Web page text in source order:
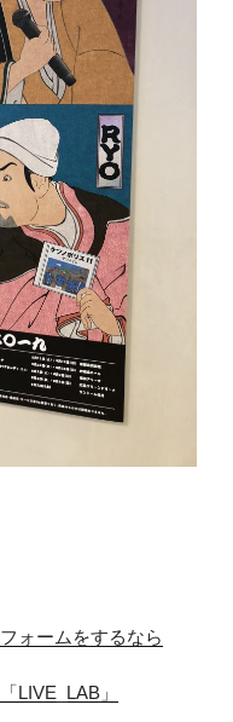
ォームをするなら
「LIVE_LAB」